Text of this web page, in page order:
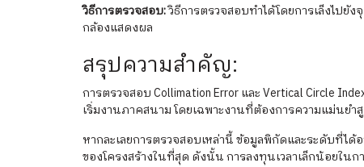
วิธีการตรวจสอบ:วิธีการตรวจสอบทำได้โดยการเล็งไปยั
กล้องแสดงผล
สรุปความสำคัญ:
การตรวจสอบ Collimation Error และ Vertical Circle
เริ่มงานภาคสนาม โดยเฉพาะงานที่ต้องการความแม่นยำ
หากละเลยการตรวจสอบเหล่านี้ ข้อมูลพิกัดและระดับที่ไ
ของโครงสร้างในที่สุด ดังนั้น การลงทุนเวลาเล็กน้อยใ